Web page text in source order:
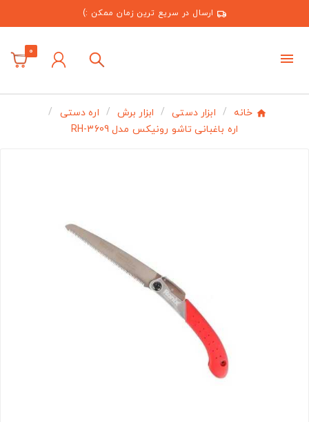
ارسال در سریع ترین زمان ممکن :)
0
خانه ابزار دستی ابزار برش
اره دستی
اره باغبانی تاشو رونیکس مدل RH-3609